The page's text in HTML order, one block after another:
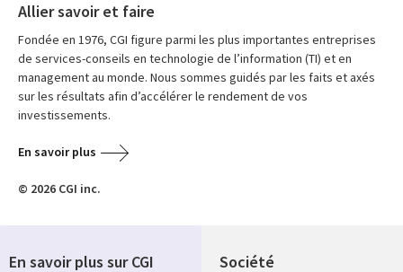
Allier savoir et faire
Fondée en 1976, CGI figure parmi les plus importantes entreprises
de services-conseils en technologie de l’information (TI) et en
management au monde. Nous sommes guidés par les faits et axés
sur les résultats afin d’accélérer le rendement de vos
investissements.
En savoir plus
© 2026 CGI inc.
Société
En savoir plus sur CGI